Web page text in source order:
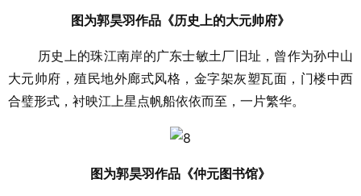
图为郭昊羽作品《历史上的大元帅府》
历史上的珠江南岸的广东士敏土厂旧址，曾作为孙中山
大元帅府，殖民地外廊式风格，金字架灰塑瓦面，门楼中西
合璧形式，衬映江上星点帆船依依而至，一片繁华。
图为郭昊羽作品《仲元图书馆》